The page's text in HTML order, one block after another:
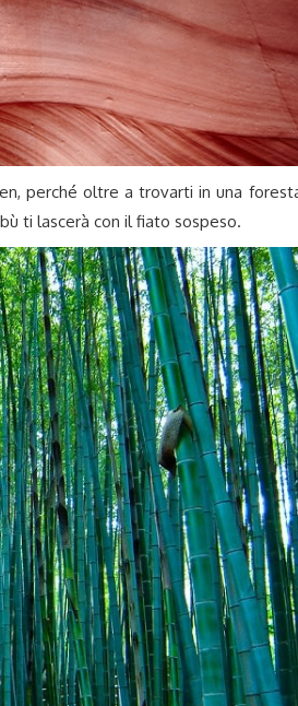
perché oltre a trovarti in una
ti lascerà con il fiato sospeso.